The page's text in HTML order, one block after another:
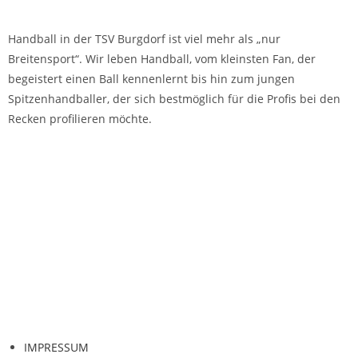
Handball in der TSV Burgdorf ist viel mehr als „nur
Breitensport“. Wir leben Handball, vom kleinsten Fan, der
begeistert einen Ball kennenlernt bis hin zum jungen
Spitzenhandballer, der sich bestmöglich für die Profis bei den
Recken profilieren möchte.
IMPRESSUM